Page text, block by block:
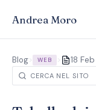
Andrea Moro
Blog> WEB > 18